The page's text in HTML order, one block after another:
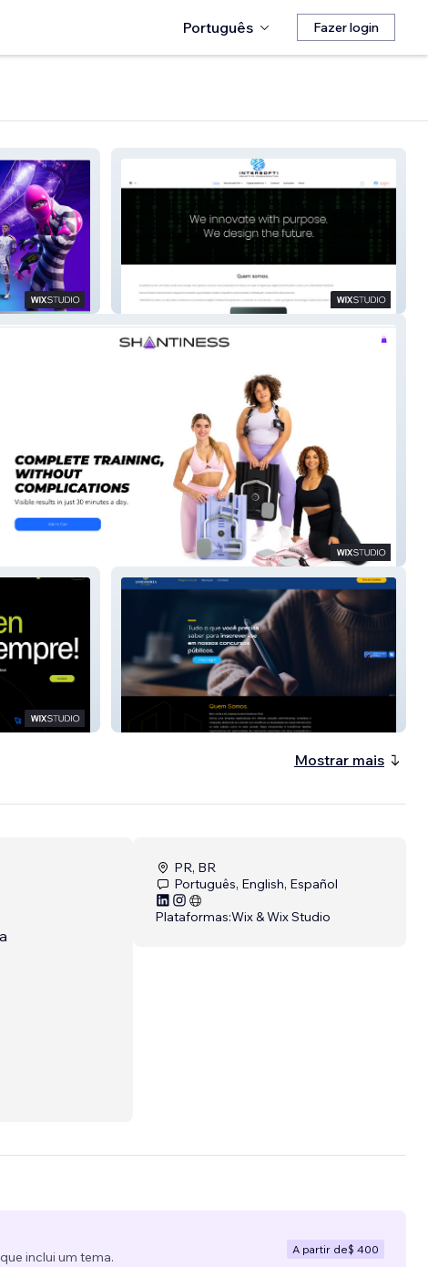
Português Fazer login
Rpjsoftware
Hc Assessoria Admini
Mostrar mais
PR, BR
Português, English, Español
Plataformas:Wix & Wix Studio
inclui um tema.
A partir de$ 400